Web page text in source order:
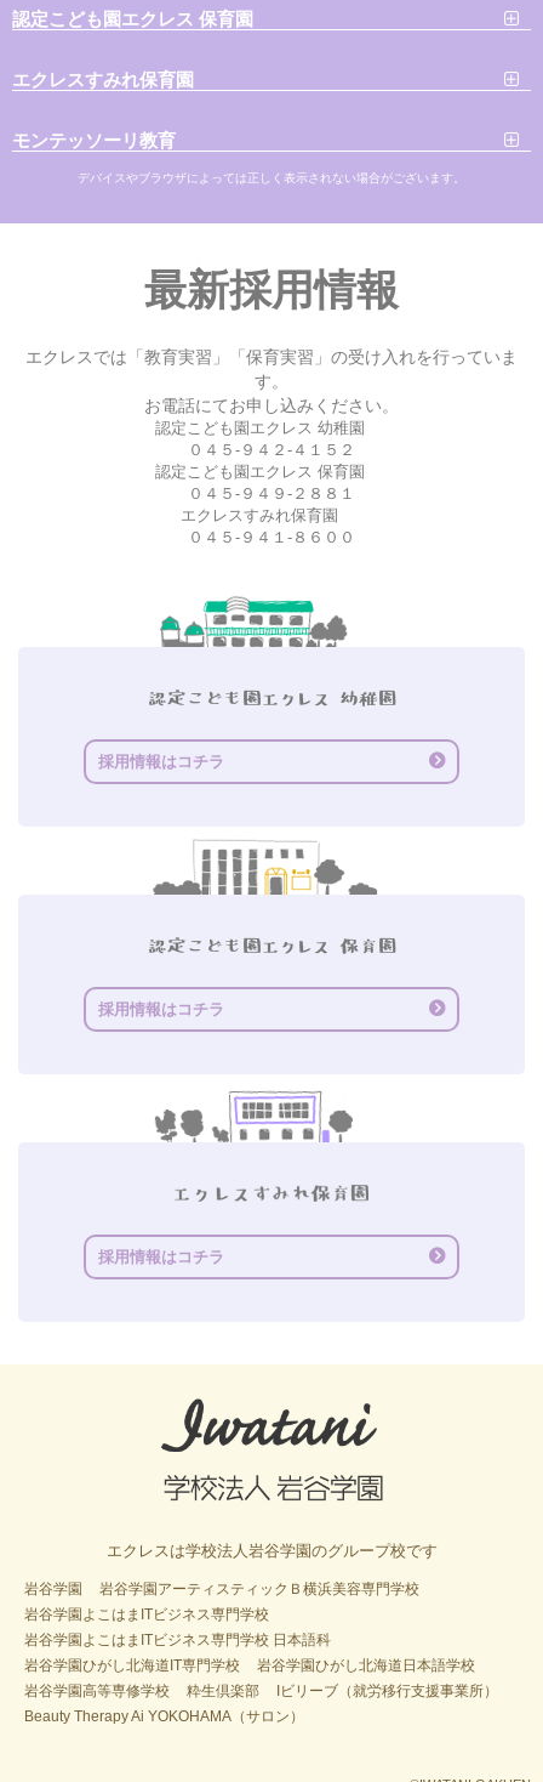
認定こども園エクレス 保育園
エクレスすみれ保育園
モンテッソーリ教育
デバイスやブラウザによっては正しく表示されない場合がございます。
最新採用情報
エクレスでは「教育実習」「保育実習」の受け入れを行っていま
す。
お電話にてお申し込みください。
認定こども園エクレス 幼稚園
０４５-９４２-４１５２
認定こども園エクレス 保育園
０４５-９４９-２８８１
エクレスすみれ保育園
０４５-９４１-８６００
採用情報はコチラ
採用情報はコチラ
採用情報はコチラ
エクレスは学校法人岩谷学園のグループ校です
岩谷学園
岩谷学園アーティスティックＢ横浜美容専門学校
岩谷学園よこはまITビジネス専門学校
岩谷学園よこはまITビジネス専門学校 日本語科
岩谷学園ひがし北海道IT専門学校
岩谷学園ひがし北海道日本語学校
岩谷学園高等専修学校
粋生倶楽部
Iビリーブ（就労移行支援事業所）
Beauty Therapy Ai YOKOHAMA（サロン）